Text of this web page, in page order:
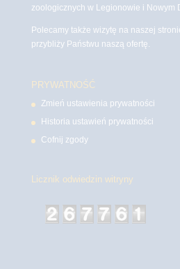
zoologicznych w Legionowie i Nowym
Polecamy także wizytę na naszej
przybliży Państwu naszą ofertę.
PRYWATNOŚĆ
Zmień ustawienia prywatności
Historia ustawień prywatności
Cofnij zgody
Licznik odwiedzin witryny